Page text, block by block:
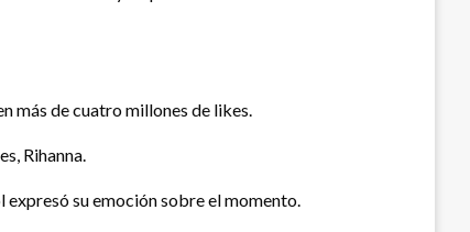
más de cuatro millones de likes.
Rihanna.
su emoción sobre el momento.